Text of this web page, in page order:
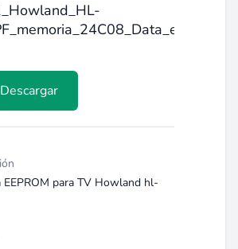
Descargar
EEPROM para TV Howland hl-